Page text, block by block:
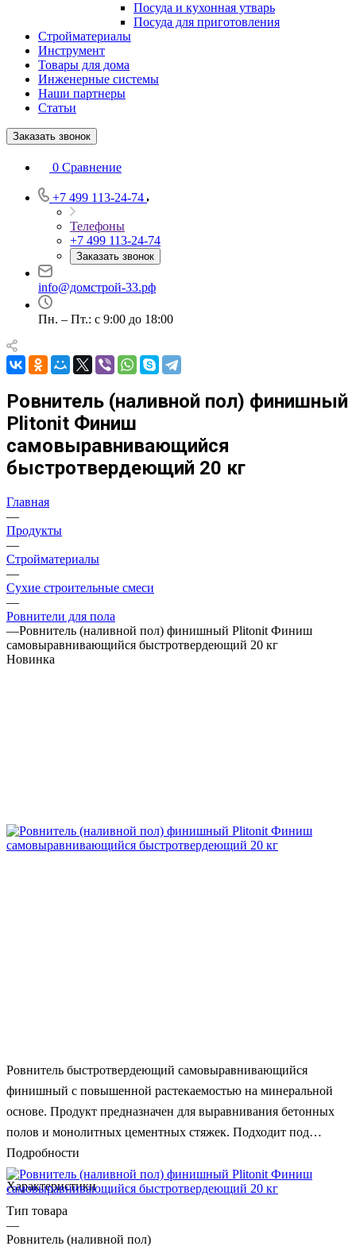
Посуда и кухонная утварь
Посуда для приготовления
Стройматериалы
Инструмент
Товары для дома
Инженерные системы
Наши партнеры
Статьи
Заказать звонок
0 Сравнение
+7 499 113-24-74
Телефоны
+7 499 113-24-74
Заказать звонок
info@домстрой-33.рф
Пн. – Пт.: с 9:00 до 18:00
Ровнитель (наливной пол) финишный
Plitonit Финиш
самовыравнивающийся
быстротвердеющий 20 кг
Главная
—
Продукты
—
Стройматериалы
—
Сухие строительные смеси
—
Ровнители для пола
—Ровнитель (наливной пол) финишный Plitonit Финиш
самовыравнивающийся быстротвердеющий 20 кг
Новинка
Ровнитель быстротвердеющий самовыравнивающийся
финишный с повышенной растекаемостью на минеральной
основе. Продукт предназначен для выравнивания бетонных
полов и монолитных цементных стяжек. Подходит под
укладку керамической плитки, линолеума, ковролина,
паркета, ламината и использования в системе «теплый пол».
Толщина выравнивания 2-20 мм., Растворную смесь
использовать только в закрытых помещениях. При
проведении работ и в течение последующих 3-х суток
Подробности
Характеристики
Тип товара
—
Ровнитель (наливной пол)